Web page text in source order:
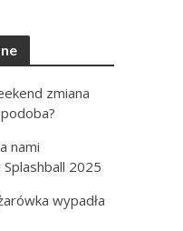
zmiana
nami
2025
wypadła